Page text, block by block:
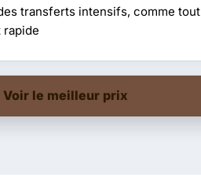
transferts intensifs, comme tout
rapide
Voir le meilleur prix